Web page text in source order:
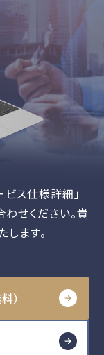
ビス仕様詳細」
せください。貴
ます。
）